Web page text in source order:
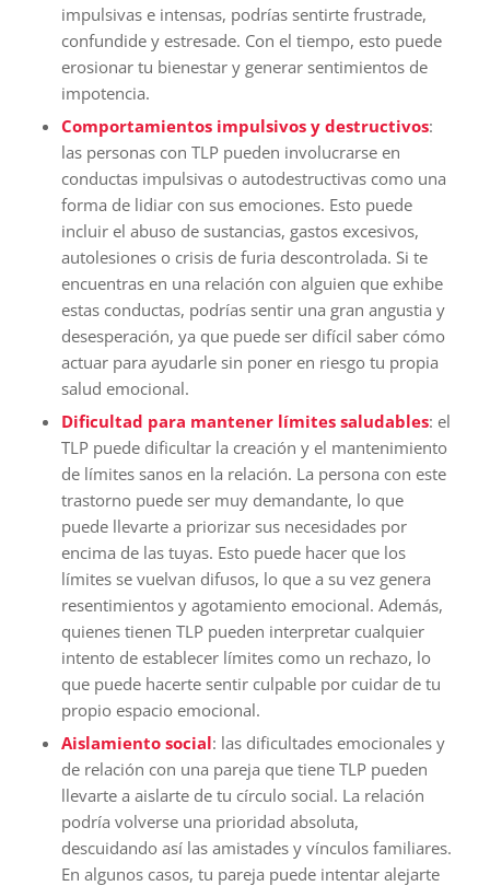
impulsivas e intensas, podrías sentirte frustrade,
confundide y estresade. Con el tiempo, esto puede
erosionar tu bienestar y generar sentimientos de
impotencia.
Comportamientos impulsivos y destructivos:
las personas con TLP pueden involucrarse en
conductas impulsivas o autodestructivas como una
forma de lidiar con sus emociones. Esto puede
incluir el abuso de sustancias, gastos excesivos,
autolesiones o crisis de furia descontrolada. Si te
encuentras en una relación con alguien que exhibe
estas conductas, podrías sentir una gran angustia y
desesperación, ya que puede ser difícil saber cómo
actuar para ayudarle sin poner en riesgo tu propia
salud emocional.
Dificultad para mantener límites saludables: el
TLP puede dificultar la creación y el mantenimiento
de límites sanos en la relación. La persona con este
trastorno puede ser muy demandante, lo que
puede llevarte a priorizar sus necesidades por
encima de las tuyas. Esto puede hacer que los
límites se vuelvan difusos, lo que a su vez genera
resentimientos y agotamiento emocional. Además,
quienes tienen TLP pueden interpretar cualquier
intento de establecer límites como un rechazo, lo
que puede hacerte sentir culpable por cuidar de tu
propio espacio emocional.
Aislamiento social: las dificultades emocionales y
de relación con una pareja que tiene TLP pueden
llevarte a aislarte de tu círculo social. La relación
podría volverse una prioridad absoluta,
descuidando así las amistades y vínculos familiares.
En algunos casos, tu pareja puede intentar alejarte